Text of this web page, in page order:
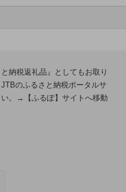
納税返礼品』としてもお取り
のふるさと納税ポータルサ
。
→
【ふるぽ】サイトへ移動